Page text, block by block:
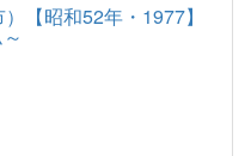
【昭和52年・1977】